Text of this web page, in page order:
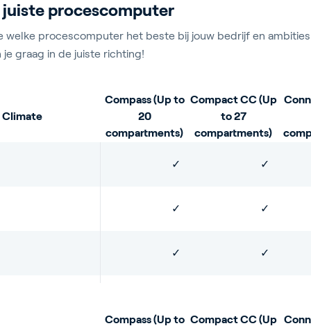
juiste procescomputer
welke procescomputer het beste bij jouw bedrijf en
graag in de juiste richting!
Climate
Compass (Up to
20
compartments)
Compact CC (Up
to 27
compartments)
✓ ✓
✓ ✓
✓ ✓
Compass (Up to Compact CC (Up